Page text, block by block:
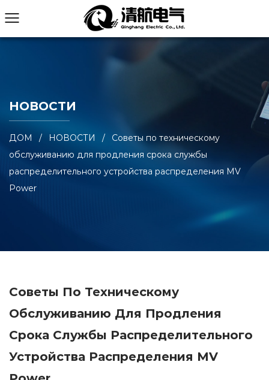
НОВОСТИ
ДОМ / НОВОСТИ /
Советы по техническому
обслуживанию для продления срока службы
распределительного устройства распределения MV
Power
Советы По Техническому
Обслуживанию Для Продления
Срока Службы Распределительного
Устройства Распределения MV